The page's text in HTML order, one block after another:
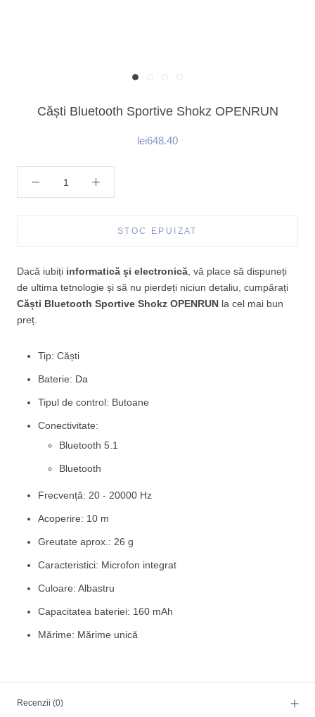
Căști Bluetooth Sportive Shokz OPENRUN
lei648.40
STOC EPUIZAT
Dacă iubiți informatică și electronică , vă place să dispuneți
de ultima tetnologie și să nu pierdeți niciun detaliu, cumpărați
Căști Bluetooth Sportive Shokz OPENRUN la cel mai bun
preț.
Tip: Căști
Baterie: Da
Tipul de control: Butoane
Conectivitate:
Bluetooth 5.1
Bluetooth
Frecvență: 20 - 20000 Hz
Acoperire: 10 m
Greutate aprox.: 26 g
Caracteristici: Microfon integrat
Culoare: Albastru
Capacitatea bateriei: 160 mAh
Mărime: Mărime unică
Recenzii (0)